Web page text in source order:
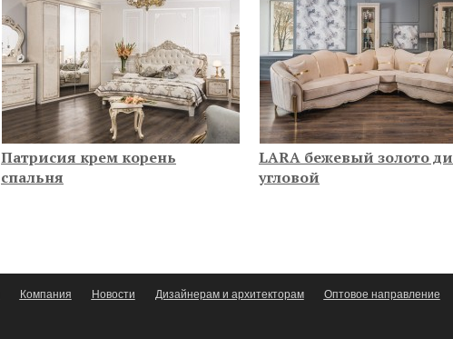
Патрисия крем корень
спальня
LARA бежевый золото
угловой
Компания Новости Дизайнерам и архитекторам Оптовое направление